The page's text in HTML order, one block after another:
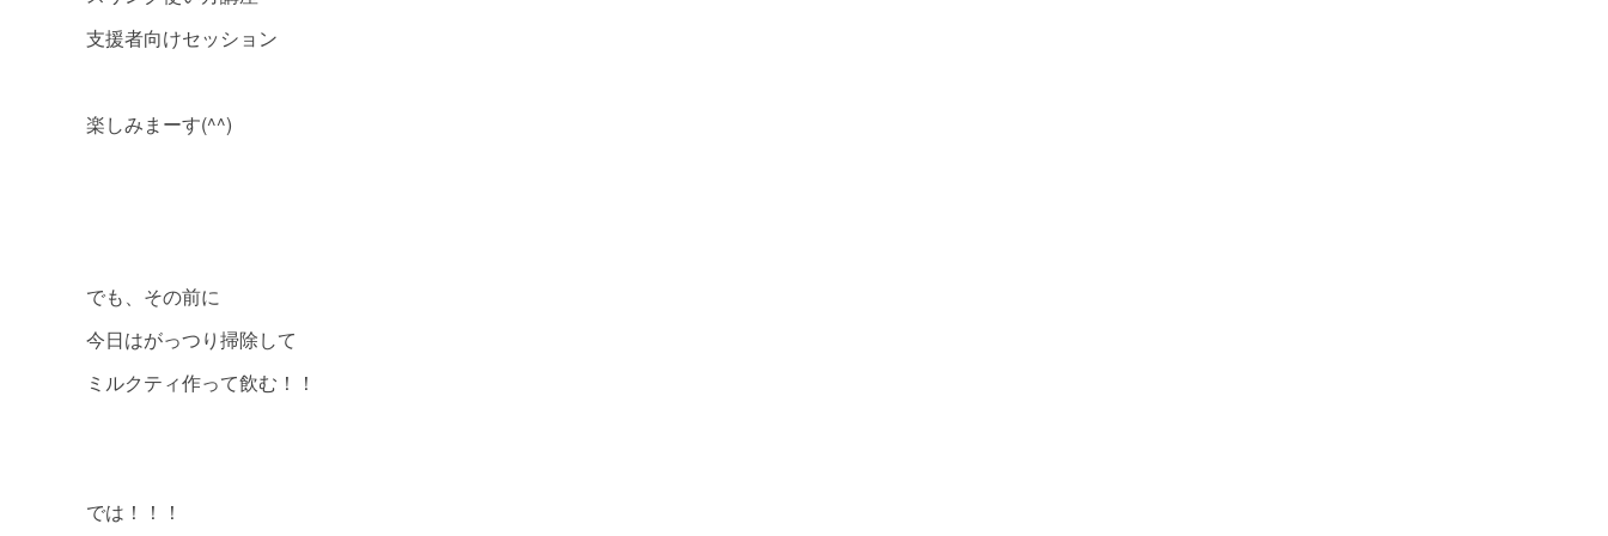
支援者向けセッション
楽しみまーす(^^)
でも、その前に
今日はがっつり掃除して
ミルクティ作って飲む！！
では！！！